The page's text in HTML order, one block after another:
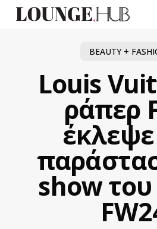
BEAUTY +
Louis
ράπερ
show